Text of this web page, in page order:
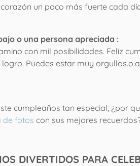
un poco más fuerte cada
o una persona apreciada :
con mil posibilidades. Feliz
Puedes estar muy
cumpleaños tan especial, ¿por
de fotos con sus mejores
DIVERTIDOS PARA